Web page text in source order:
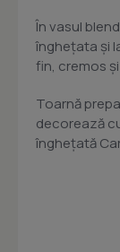
În vasul
înghețata și
fin, cremos
Toarnă
decorează
înghețată